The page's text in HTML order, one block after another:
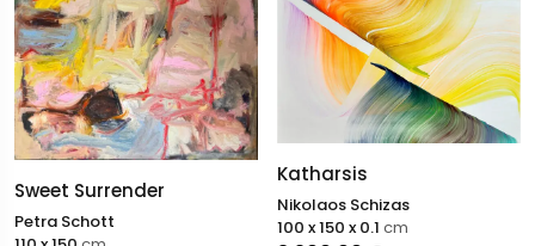
Sweet Surrender
Petra Schott
Katharsis
Nikolaos Schizas
100 x 150 x 0.1 cm